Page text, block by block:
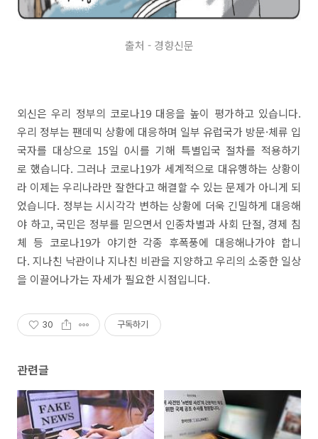
출처 - 경향신문
외신은 우리 정부의 코로나19 대응을 높이 평가하고 있습니다.
우리 정부는 팬데믹 상황에 대응하며 일부 유럽국가 방문·체류 입
국자를 대상으로 15일 0시를 기해 특별입국 절차를 적용하기
로 했습니다. 그러나 코로나19가 세계적으로 대유행하는 상황이
라 이제는 우리나라만 잘한다고 해결할 수 있는 문제가 아니게 되
었습니다. 정부는 시시각각 변하는 상황에 더욱 긴밀하게 대응해
야 하고, 국민은 정부를 믿으면서 인종차별과 사회 단절, 경제 침
체 등 코로나19가 야기한 각종 후폭풍에 대응해나가야 합니
다. 지나친 낙관이나 지나친 비관을 지양하고 우리의 소중한 일상
을 이끌어나가는 자세가 필요한 시점입니다.
30 구독하기
관련글